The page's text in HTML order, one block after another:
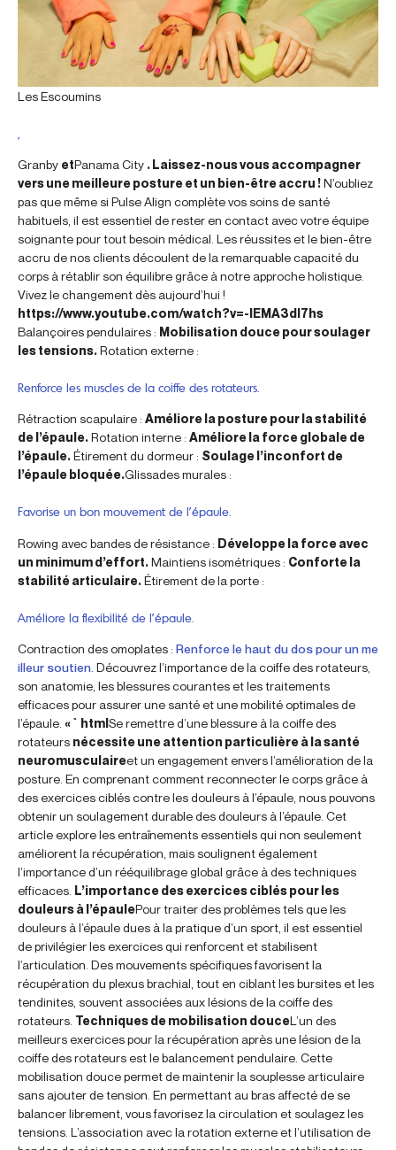
Les Escoumins
,
Granby etPanama City . Laissez-nous vous accompagner
vers une meilleure posture et un bien-être accru !N’oubliez
pas que même si Pulse Align complète vos soins de santé
habituels, il est essentiel de rester en contact avec votre équipe
soignante pour tout besoin médical. Les réussites et le bien-être
accru de nos clients découlent de la remarquable capacité du
corps à rétablir son équilibre grâce à notre approche holistique.
Vivez le changement dès aujourd’hui !
https://www.youtube.com/watch?v=-lEMA3dl7hs
Balançoires pendulaires : Mobilisation douce pour soulager
les tensions.Rotation externe :
Renforce les muscles de la coiffe des rotateurs.
Rétraction scapulaire : Améliore la posture pour la stabilité
de l’épaule.Rotation interne : Améliore la force globale de
l’épaule.Étirement du dormeur : Soulage l’inconfort de
l’épaule bloquée.Glissades murales :
Favorise un bon mouvement de l’épaule.
Rowing avec bandes de résistance : Développe la force avec
un minimum d’effort.Maintiens isométriques : Conforte la
stabilité articulaire.Étirement de la porte :
Améliore la flexibilité de l’épaule.
Contraction des omoplates : Renforce le haut du dos pour un me
illeur soutien. Découvrez l’importance de la coiffe des rotateurs,
son anatomie, les blessures courantes et les traitements
efficaces pour assurer une santé et une mobilité optimales de
l’épaule. « `htmlSe remettre d’une blessure à la coiffe des
rotateurs nécessite une attention particulière à la santé
neuromusculaireet un engagement envers l’amélioration de la
posture. En comprenant comment reconnecter le corps grâce à
des exercices ciblés contre les douleurs à l’épaule, nous pouvons
obtenir un soulagement durable des douleurs à l’épaule. Cet
article explore les entraînements essentiels qui non seulement
améliorent la récupération, mais soulignent également
l’importance d’un rééquilibrage global grâce à des techniques
efficaces. L’importance des exercices ciblés pour les
douleurs à l’épaulePour traiter des problèmes tels que les
douleurs à l’épaule dues à la pratique d’un sport, il est essentiel
de privilégier les exercices qui renforcent et stabilisent
l’articulation. Des mouvements spécifiques favorisent la
récupération du plexus brachial, tout en ciblant les bursites et les
tendinites, souvent associées aux lésions de la coiffe des
rotateurs. Techniques de mobilisation douceL’un des
meilleurs exercices pour la récupération après une lésion de la
coiffe des rotateurs est le balancement pendulaire. Cette
mobilisation douce permet de maintenir la souplesse articulaire
sans ajouter de tension. En permettant au bras affecté de se
balancer librement, vous favorisez la circulation et soulagez les
tensions. L’association avec la rotation externe et l’utilisation de